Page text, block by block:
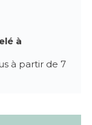
à
à partir de 7